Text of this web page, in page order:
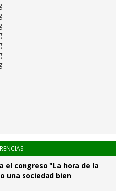
el congreso "La hora de la
una sociedad bien